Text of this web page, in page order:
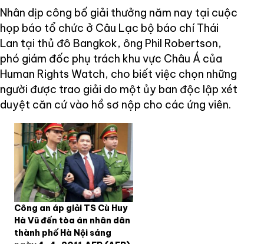
Nhân dịp công bố giải thưởng năm nay tại cuộc
họp báo tổ chức ở Câu Lạc bộ báo chí Thái
Lan tại thủ đô Bangkok, ông Phil Robertson,
phó giám đốc phụ trách khu vực Châu Á của
Human Rights Watch, cho biết việc chọn những
người được trao giải do một ủy ban độc lập xét
duyệt căn cứ vào hồ sơ nộp cho các ứng viên.
Công an áp giải TS Cù Huy
Hà Vũ đến tòa án nhân dân
thành phố Hà Nội sáng